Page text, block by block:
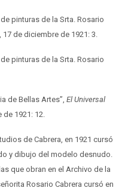
pinturas de la Srta. Rosario
de diciembre de 1921: 3.
pinturas de la Srta. Rosario
de Bellas Artes”, El Universal
de 1921: 12.
de Cabrera, en 1921 cursó
y dibujo del modelo desnudo.
que obran en el Archivo de la
Rosario Cabrera cursó en